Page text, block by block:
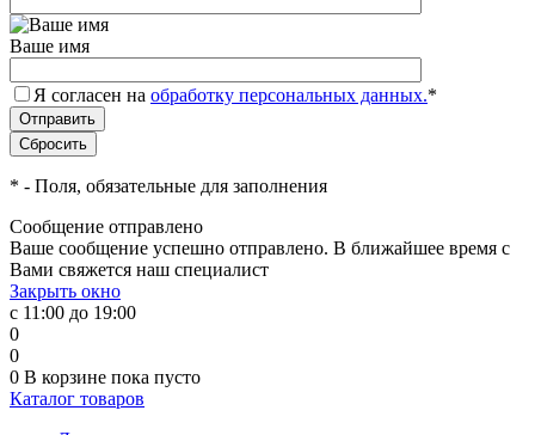
Ваше имя
Я согласен на обработку персональных данных.*
* - Поля, обязательные для заполнения
Сообщение отправлено
Ваше сообщение успешно отправлено. В ближайшее время с
Вами свяжется наш специалист
Закрыть окно
с 11:00 до 19:00
0
0
0 В корзине пока пусто
Каталог товаров